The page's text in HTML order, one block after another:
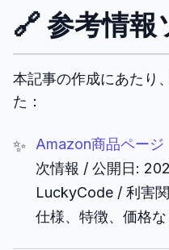
🔗 参考情報
本記事の作成にあたり
た：
Amazon商品ページ
次情報 / 公開日:
LuckyCode / 利害
仕様、特徴、価格な